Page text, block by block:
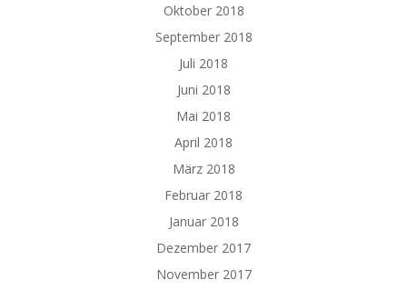
Oktober 2018
September 2018
Juli 2018
Juni 2018
Mai 2018
April 2018
März 2018
Februar 2018
Januar 2018
Dezember 2017
November 2017